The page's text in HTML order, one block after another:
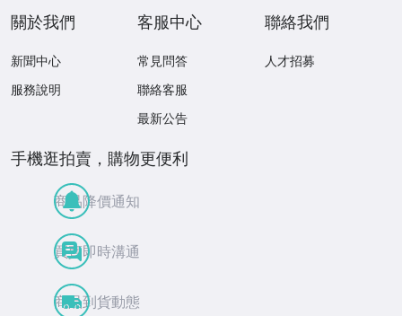
常見問答
最新公告
手機逛拍賣，購物更便利
商品降價通知
買賣即時溝通